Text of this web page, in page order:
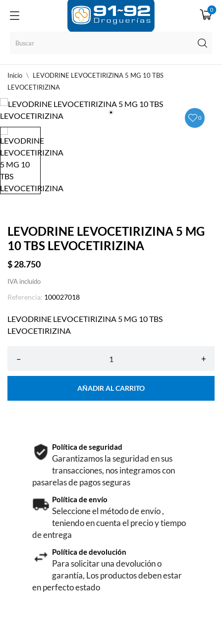
0
Inicio
LEVODRINE LEVOCETIRIZINA 5 MG 10 TBS
LEVOCETIRIZINA
0
LEVODRINE LEVOCETIRIZINA 5 MG
10 TBS LEVOCETIRIZINA
$ 28.750
IVA incluído
Referencia: 100027018
LEVODRINE LEVOCETIRIZINA 5 MG 10 TBS
LEVOCETIRIZINA
– +
AÑADIR AL CARRITO
Política de seguridad
Garantizamos la seguridad en sus
transacciones, nos integramos con
pasarelas de pagos seguras
Política de envío
Seleccione el método de envío ,
teniendo en cuenta el precio y tiempo
de entrega
Política de devolución
Para solicitar una devolución o
garantía, Los productos deben estar
en perfecto estado